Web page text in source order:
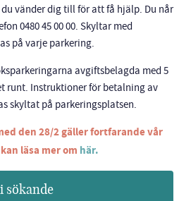
vänder dig till för att få hjälp. Du når
0480 45 00 00. Skyltar med
på varje parkering.
avgiftsbelagda med 5
runt. Instruktioner för betalning av
skyltat på parkeringsplatsen.
den 28/2 gäller fortfarande vår
läsa mer om här.
sökande